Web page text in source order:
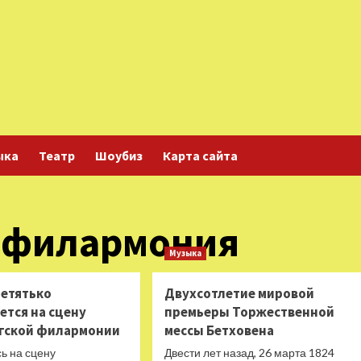
Театр Шоубиз Карта сайта
филармония
на сцену
филармонии
на сцену
Музыка
Двухсотлетие мировой
премьеры Торжественной
мессы Бетховена
Двести лет назад, 26 марта 1824